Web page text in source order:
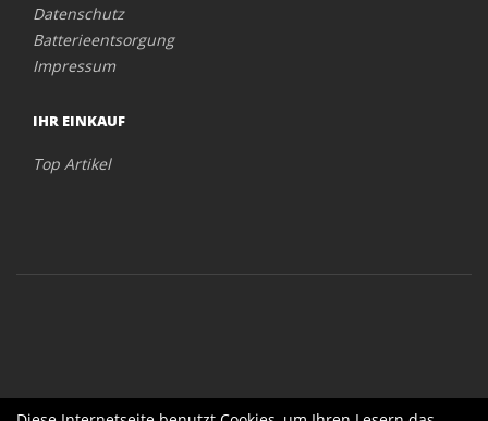
Datenschutz
Batterieentsorgung
Impressum
IHR EINKAUF
Top Artikel